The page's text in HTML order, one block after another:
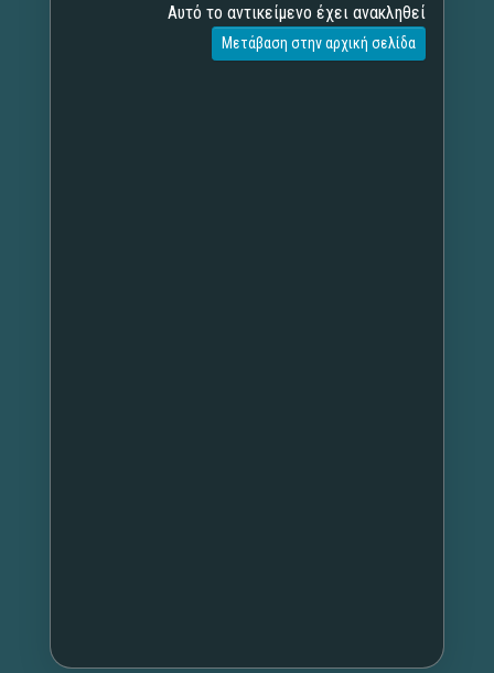
Αυτό το αντικείμενο έχει ανακληθεί
Μετάβαση στην αρχική σελίδα